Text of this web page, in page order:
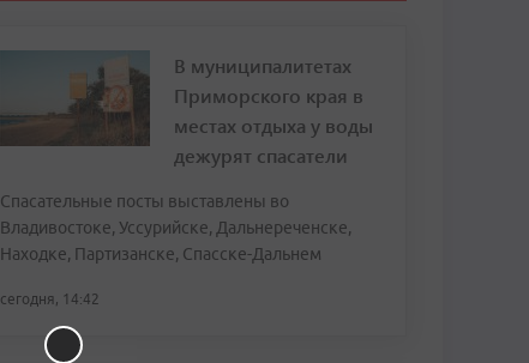
В муниципалитетах
Приморского края в
местах отдыха у воды
дежурят спасатели
Спасательные посты выставлены во
Владивостоке, Уссурийске, Дальнереченске,
Находке, Партизанске, Спасске-Дальнем
сегодня, 14:42